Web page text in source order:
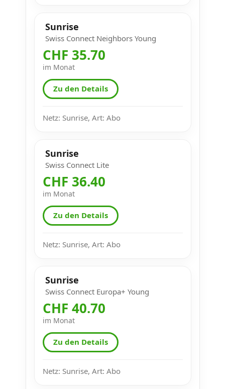
Sunrise
Swiss Connect Neighbors Young
CHF 35.70
im Monat
Zu den Details
Netz: Sunrise, Art: Abo
Sunrise
Swiss Connect Lite
CHF 36.40
im Monat
Zu den Details
Netz: Sunrise, Art: Abo
Sunrise
Swiss Connect Europa+ Young
CHF 40.70
im Monat
Zu den Details
Netz: Sunrise, Art: Abo